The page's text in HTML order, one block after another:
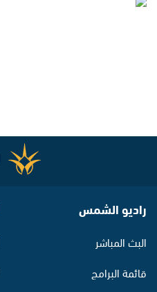
راديو الشمس
البث المباشر
قائمة البرامج